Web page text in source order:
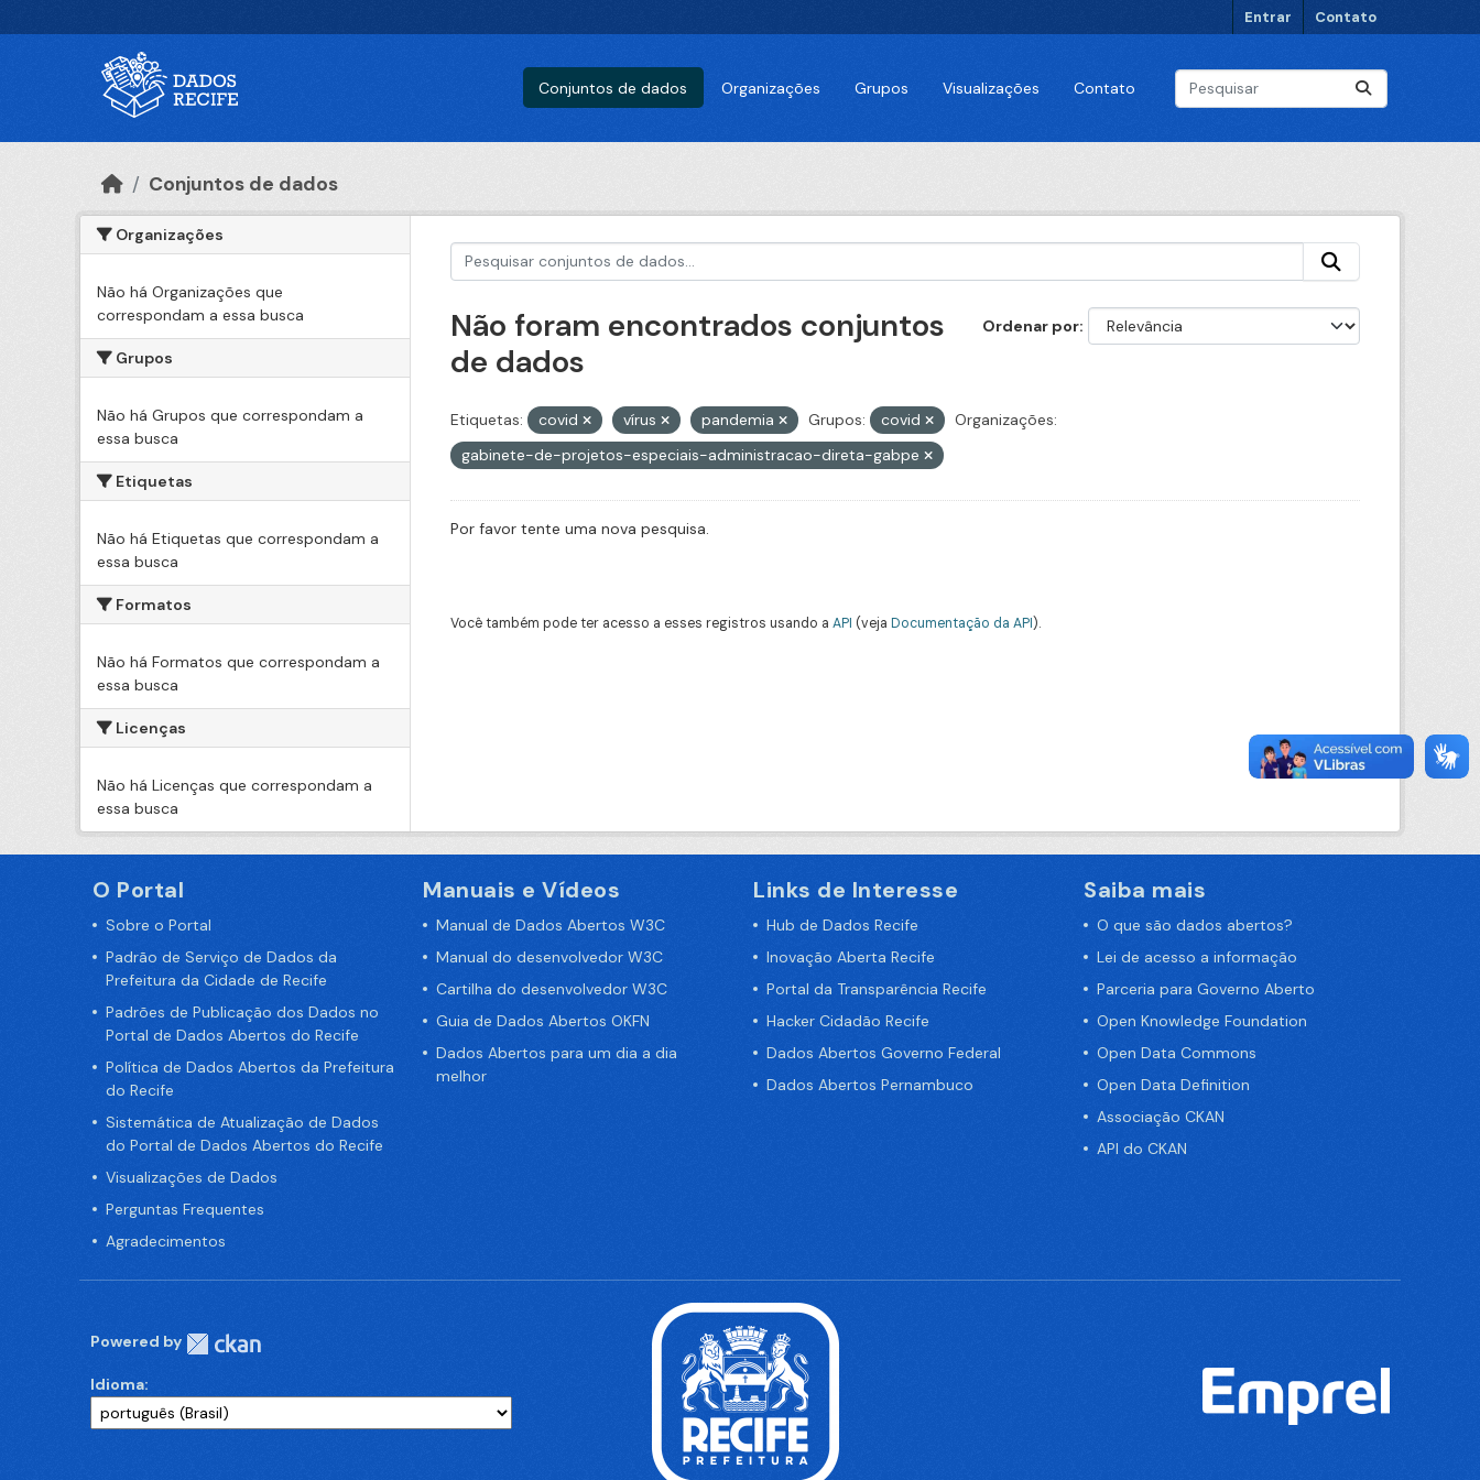
Entrar Contato
Conjuntos de dados Organizações Grupos Visualizações Contato
Conjuntos de dados
Organizações
Não há Organizações que
correspondam a essa busca
Grupos
Não há Grupos que correspondam a
essa busca
Etiquetas
Não há Etiquetas que correspondam a
essa busca
Formatos
Não há Formatos que correspondam a
essa busca
Licenças
Não há Licenças que correspondam a
essa busca
Ordenar por
Não foram encontrados conjuntos
de dados
Etiquetas: covid vírus pandemia Grupos: covid
Organizações:
gabinete-de-projetos-especiais-administracao-direta-gabpe
Por favor tente uma nova pesquisa.
Você também pode ter acesso a esses registros usando a API (veja Documentação da API).
O Portal
Sobre o Portal
Padrão de Serviço de Dados da
Prefeitura da Cidade de Recife
Padrões de Publicação dos Dados no
Portal de Dados Abertos do Recife
Política de Dados Abertos da Prefeitura
do Recife
Sistemática de Atualização de Dados
do Portal de Dados Abertos do Recife
Visualizações de Dados
Perguntas Frequentes
Agradecimentos
Manuais e Vídeos
Manual de Dados Abertos W3C
Manual do desenvolvedor W3C
Cartilha do desenvolvedor W3C
Guia de Dados Abertos OKFN
Dados Abertos para um dia a dia
melhor
Links de Interesse
Hub de Dados Recife
Inovação Aberta Recife
Portal da Transparência Recife
Hacker Cidadão Recife
Dados Abertos Governo Federal
Dados Abertos Pernambuco
Saiba mais
O que são dados abertos?
Lei de acesso a informação
Parceria para Governo Aberto
Open Knowledge Foundation
Open Data Commons
Open Data Definition
Associação CKAN
API do CKAN
Powered by
Idioma